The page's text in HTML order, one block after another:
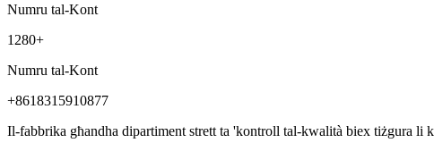
Numru tal-Kont
1280+
Numru tal-Kont
+8618315910877
Il-fabbrika għandha dipartiment strett ta 'kontroll tal-kwalità biex tiżgura li